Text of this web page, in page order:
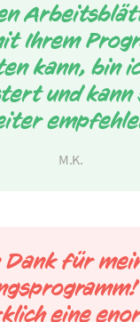
Ihrem
kann, bin
und kann
M.K.
Dank für
eine